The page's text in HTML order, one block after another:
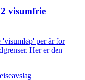
visumfrie
'visumløp' per år for
Her er den